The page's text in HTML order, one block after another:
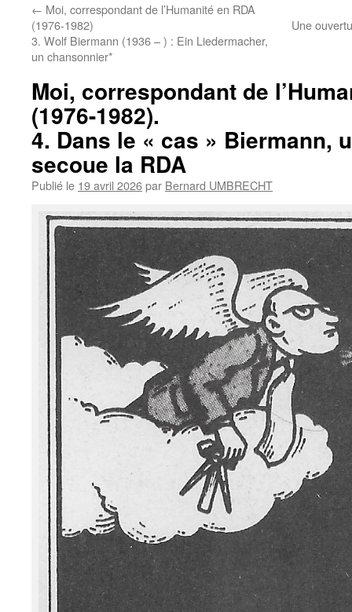
← Moi, correspondant de l’Humanité en RDA
(1976-1982)
3. Wolf Biermann (1936 – ) : Ein Liedermacher,
un chansonnier*
Une
Moi, correspondant de
(1976-1982).
4. Dans le « cas » Biermann,
secoue la RDA
Publié le 19 avril 2026par Bernard UMBRECHT